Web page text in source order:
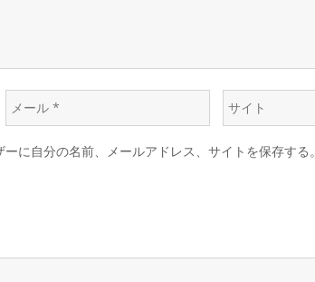
に自分の名前、メールアドレス、サイトを保存する。